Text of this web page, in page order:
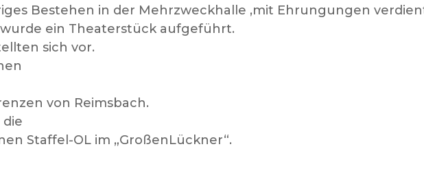
Bestehen in der Mehrzweckhalle ,mit Ehrungungen
ein Theaterstück aufgeführt.
sich vor.
von Reimsbach.
die
Staffel-OL im „GroßenLückner“.